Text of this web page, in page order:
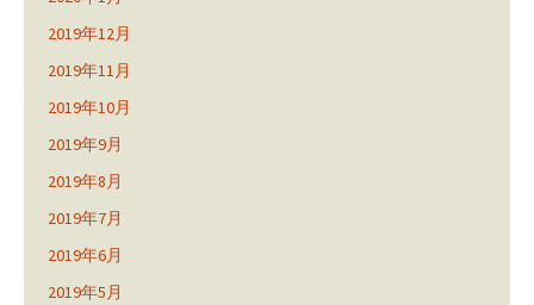
2019年12月
2019年11月
2019年10月
2019年9月
2019年8月
2019年7月
2019年6月
2019年5月